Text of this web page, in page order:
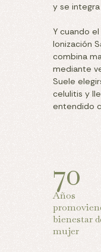
y se
Y cuando
Ionización
combina
mediante
Suele
celulitis y
entendido
70
Años
bienestar
mujer